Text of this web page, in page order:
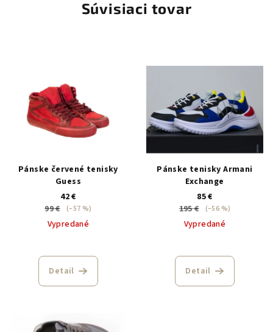
Súvisiaci tovar
Pánske červené tenisky
Guess
42 €
99 €
(–57 %)
Vypredané
Detail
Pánske tenisky Armani
Exchange
85 €
195 €
(–56 %)
Vypredané
Detail